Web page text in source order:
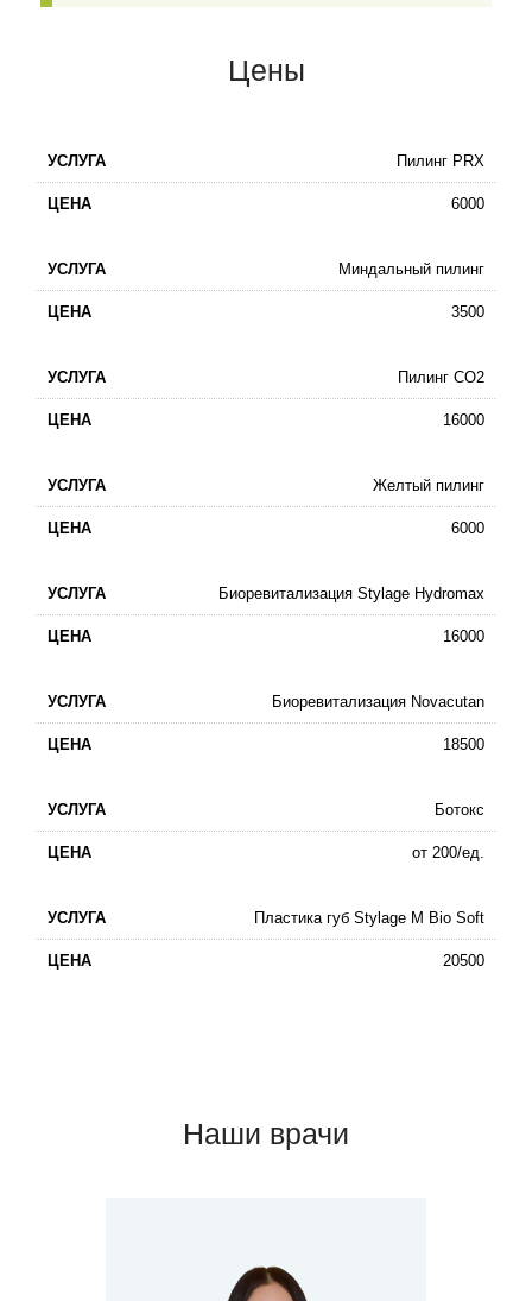
Цены
Пилинг PRX
6000
Миндальный пилинг
3500
Пилинг СО2
16000
Желтый пилинг
6000
Биоревитализация Stylage Hydromax
16000
Биоревитализация Novacutan
18500
Ботокс
от 200/ед.
Пластика губ Stylage M Bio Soft
20500
Наши врачи